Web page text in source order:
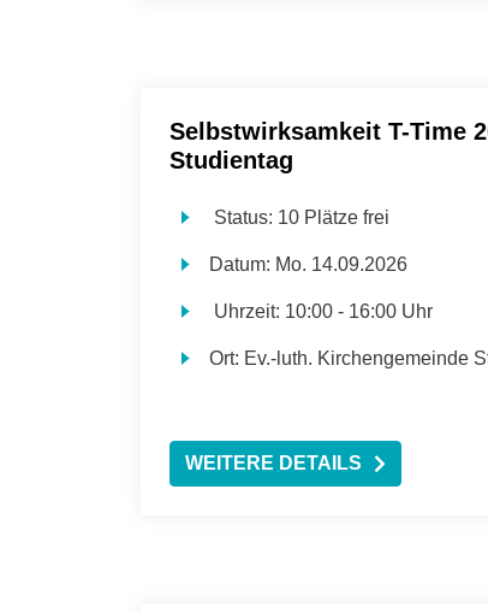
Selbstwirksamkeit T-Time
Studientag
Status: 10 Plätze frei
Datum: Mo. 14.09.2026
Uhrzeit: 10:00 - 16:00 Uhr
Ort: Ev.-luth. Kirchengemeinde
WEITERE DETAILS